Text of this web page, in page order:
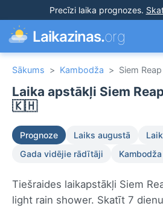
Precīzi laika prognozes.
Laikazinas.org
Sākums > Kambodža > Siem Reap
Laika apstākļi Siem
🇰🇭
Prognoze Laiks augustā
Gada vidējie rādītāji
Tiešraides laikapstākļi Siem
light rain shower. Skatīt 7